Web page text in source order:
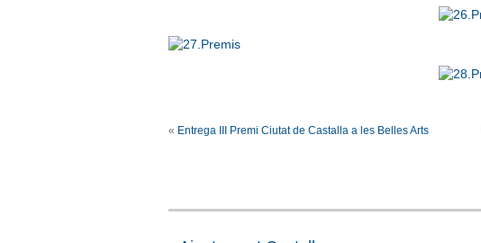
« Entrega III Premi Ciutat de Castalla a les Belles Arts